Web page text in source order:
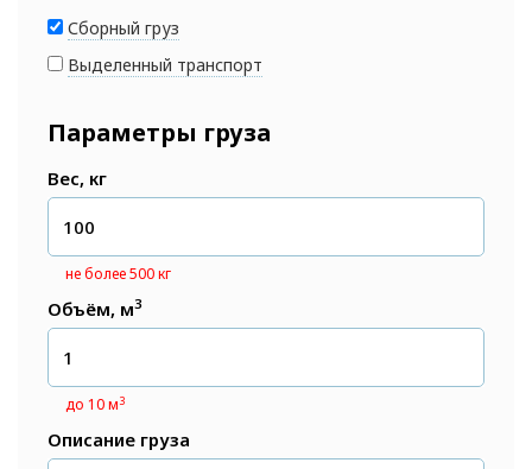
Сборный груз
Выделенный транспорт
Параметры груза
Вес, кг
не более 500 кг
Объём, м3
до 10 м3
Описание груза